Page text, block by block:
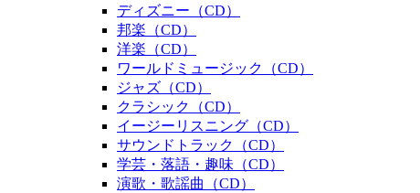
ディズニー（CD）
邦楽（CD）
洋楽（CD）
ワールドミュージック（CD）
ジャズ（CD）
クラシック（CD）
イージーリスニング（CD）
サウンドトラック（CD）
学芸・落語・趣味（CD）
演歌・歌謡曲（CD）